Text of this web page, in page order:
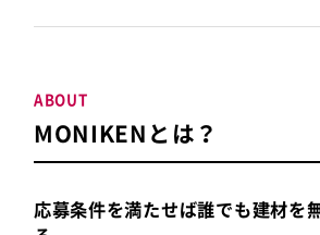
MONIKENとは？
ABOUT
応募条件を満たせば誰でも建材を